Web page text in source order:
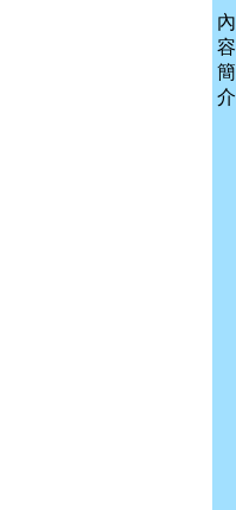
內
容
簡
介